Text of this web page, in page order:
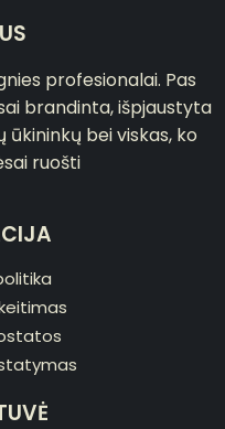
profesionalai. Pas
brandinta, išpjaustyta
ūkininkų bei viskas, ko
ruošti